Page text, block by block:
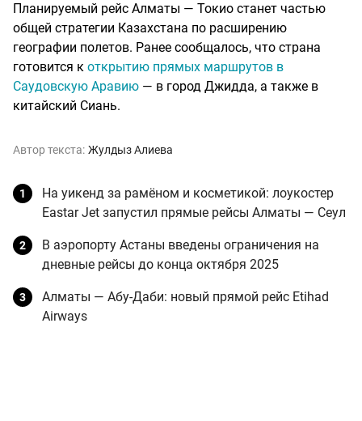
Планируемый рейс Алматы — Токио станет частью
общей стратегии Казахстана по расширению
географии полетов. Ранее сообщалось, что страна
готовится к открытию прямых маршрутов в
Саудовскую Аравию — в город Джидда, а также в
китайский Сиань.
Автор текста: Жулдыз Алиева
На уикенд за рамёном и косметикой: лоукостер
Eastar Jet запустил прямые рейсы Алматы — Сеул
В аэропорту Астаны введены ограничения на
дневные рейсы до конца октября 2025
Алматы — Абу-Даби: новый прямой рейс Etihad
Airways